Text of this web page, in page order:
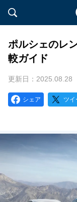
ポルシェのレ
較ガイド
更新日：2025.08.28
シェア ツイ